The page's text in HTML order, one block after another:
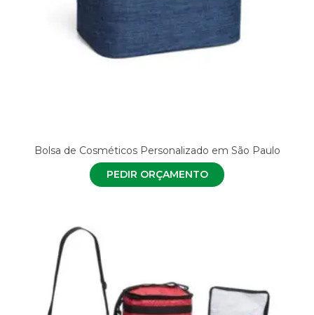
Bolsa de Cosméticos Personalizado em São Paulo
PEDIR ORÇAMENTO